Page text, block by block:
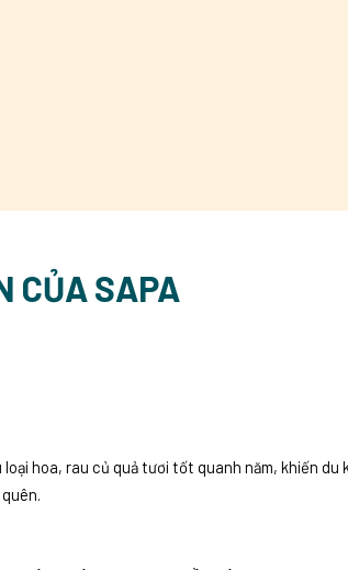
CỦA SAPA
hoa, rau củ quả tươi tốt quanh năm, khiến du